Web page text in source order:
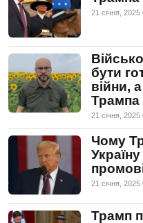
21 сiчня, 2025
бути
війни,
Трампа
21 сiчня, 2025
Чому
Україну
21 сiчня, 2025
Трамп